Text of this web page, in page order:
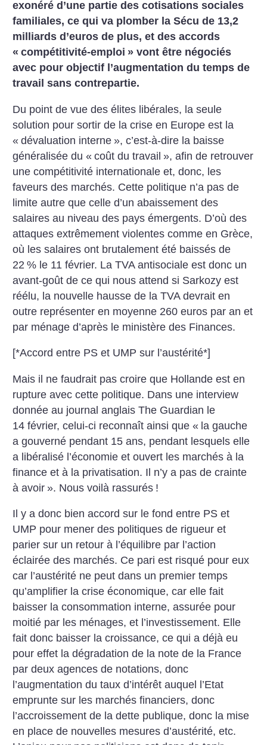
exonéré d’une partie des cotisations sociales
familiales, ce qui va plomber la Sécu de 13,2
milliards d’euros de plus, et des accords
« compétitivité-emploi » vont être négociés
avec pour objectif l’augmentation du temps de
travail sans contrepartie.
Du point de vue des élites libérales, la seule
solution pour sortir de la crise en Europe est la
« dévaluation interne », c’est-à-dire la baisse
généralisée du « coût du travail », afin de retrouver
une compétitivité internationale et, donc, les
faveurs des marchés. Cette politique n’a pas de
limite autre que celle d’un abaissement des
salaires au niveau des pays émergents. D’où des
attaques extrêmement violentes comme en Grèce,
où les salaires ont brutalement été baissés de
22 % le 11 février. La TVA antisociale est donc un
avant-goût de ce qui nous attend si Sarkozy est
réélu, la nouvelle hausse de la TVA devrait en
outre représenter en moyenne 260 euros par an et
par ménage d’après le ministère des Finances.
[*Accord entre PS et UMP sur l’austérité*]
Mais il ne faudrait pas croire que Hollande est en
rupture avec cette politique. Dans une interview
donnée au journal anglais The Guardian le
14 février, celui-ci reconnaît ainsi que « la gauche
a gouverné pendant 15 ans, pendant lesquels elle
a libéralisé l’économie et ouvert les marchés à la
finance et à la privatisation. Il n’y a pas de crainte
à avoir ». Nous voilà rassurés !
Il y a donc bien accord sur le fond entre PS et
UMP pour mener des politiques de rigueur et
parier sur un retour à l’équilibre par l’action
éclairée des marchés. Ce pari est risqué pour eux
car l’austérité ne peut dans un premier temps
qu’amplifier la crise économique, car elle fait
baisser la consommation interne, assurée pour
moitié par les ménages, et l’investissement. Elle
fait donc baisser la croissance, ce qui a déjà eu
pour effet la dégradation de la note de la France
par deux agences de notations, donc
l’augmentation du taux d’intérêt auquel l’Etat
emprunte sur les marchés financiers, donc
l’accroissement de la dette publique, donc la mise
en place de nouvelles mesures d’austérité, etc.